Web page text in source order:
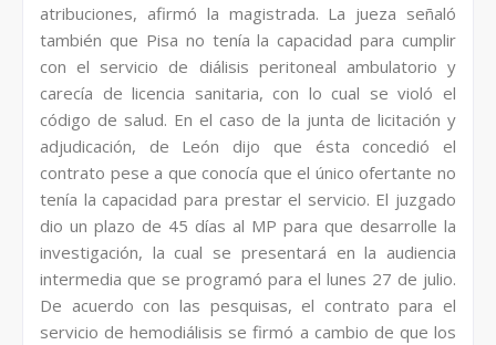
atribuciones, afirmó la magistrada. La jueza señaló
también que Pisa no tenía la capacidad para cumplir
con el servicio de diálisis peritoneal ambulatorio y
carecía de licencia sanitaria, con lo cual se violó el
código de salud. En el caso de la junta de licitación y
adjudicación, de León dijo que ésta concedió el
contrato pese a que conocía que el único ofertante no
tenía la capacidad para prestar el servicio. El juzgado
dio un plazo de 45 días al MP para que desarrolle la
investigación, la cual se presentará en la audiencia
intermedia que se programó para el lunes 27 de julio.
De acuerdo con las pesquisas, el contrato para el
servicio de hemodiálisis se firmó a cambio de que los